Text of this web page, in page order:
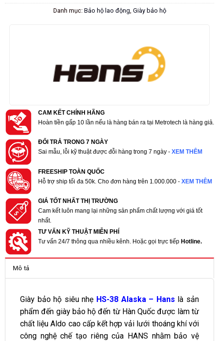
Danh mục: Bảo hộ lao động, Giày bảo hộ
CAM KẾT CHÍNH HÃNG
Hoàn tiền gấp 10 lần nếu là hàng bán ra tại Metrotech là hàng giả.
ĐỔI TRẢ TRONG 7 NGÀY
Sai mẫu, lỗi kỹ thuật được đỗi hàng trong 7 ngày - XEM THÊM
FREESHIP TOÀN QUỐC
Hỗ trợ ship tối đa 50k. Cho đơn hàng trên 1.000.000 - XEM THÊM
GIÁ TỐT NHẤT THỊ TRƯỜNG
Cam kết luôn mang lại những sản phẩm chất lượng với giá tốt
nhất.
TƯ VẤN KỸ THUẬT MIỄN PHÍ
Tư vấn 24/7 thông qua nhiều kênh. Hoặc gọi trực tiếp Hotline.
Mô tả
Giày bảo hộ siêu nhẹ HS-38 Alaska – Hans là sản
phẩm đến giày bảo hộ đến từ Hàn Quốc được làm từ
chất liệu Aldo cao cấp kết hợp vải lưới thoáng khí với
công nghệ chế tạo riêng của HANS nhằm bảo vệ